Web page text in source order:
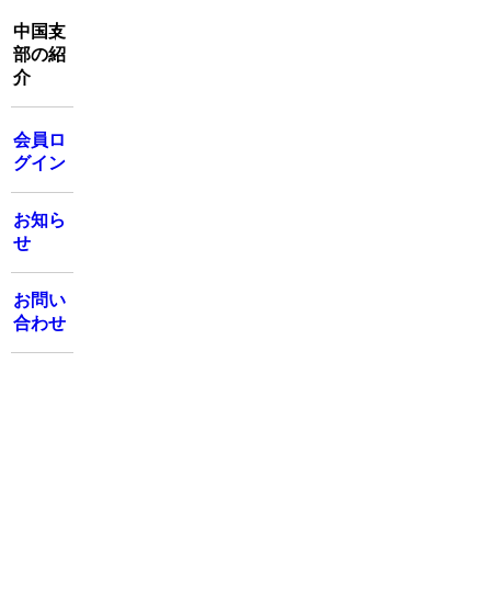
中国支
部の紹
介
会員ロ
グイン
お知ら
せ
お問い
合わせ